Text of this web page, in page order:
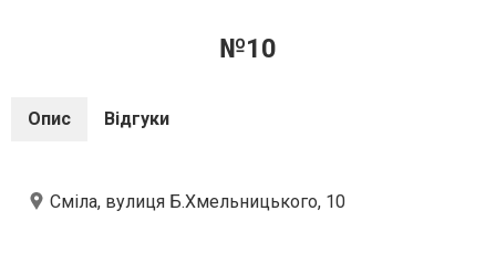
№10
Опис Відгуки
Сміла, вулиця Б.Хмельницького, 10